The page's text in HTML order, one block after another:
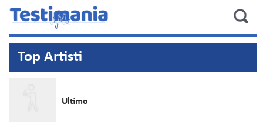
Top Artisti
Ultimo